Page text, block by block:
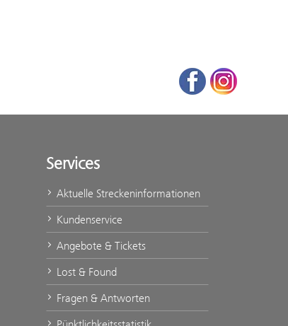
Facebook
Services
Aktuelle Streckeninformationen
Kundenservice
Angebote & Tickets
Lost & Found
Fragen & Antworten